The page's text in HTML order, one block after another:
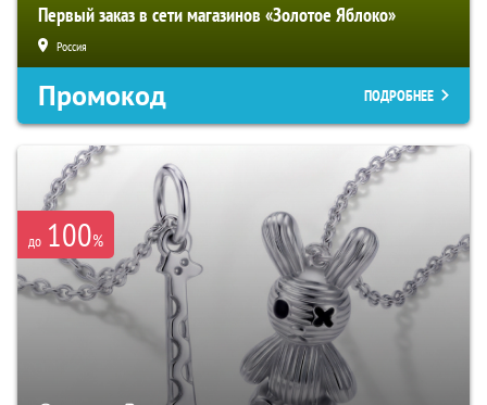
Первый заказ в сети магазинов «Золотое Яблоко»
Россия
Промокод ПОДРОБНЕЕ
до 100%